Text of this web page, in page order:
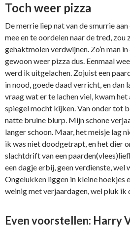
Toch weer pizza
De merrie liep nat van de smurrie aan
mee en te oordelen naar de tred,
gehaktmolen verdwijnen. Zo’n man
gewoon weer pizza dus. Eenmaal
werd ik uitgelachen. Zojuist een
in nood, goede daad verricht, en dan
vraag wat er te lachen viel, kwam
spiegel mocht kijken. Van onder tot
natte bruine blurp. Mijn schone
langer schoon. Maar, het meisje lag
ik was niet doodgetrapt, en het dier
slachtdrift van een
een dagje erbij, geen verdienste, wel
Ongelukken liggen in kleine hoekjes
weinig met verjaardagen, wel pluk ik
Even voorstellen: Harry